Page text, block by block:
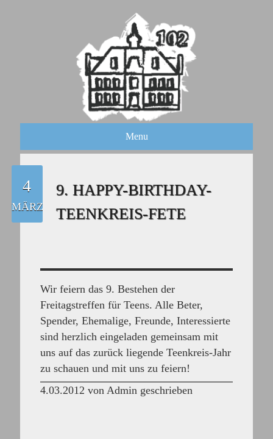
Menu
4
MÄRZ
9. HAPPY-BIRTHDAY-
TEENKREIS-FETE
Wir feiern das 9. Bestehen der
Freitagstreffen für Teens. Alle Beter,
Spender, Ehemalige, Freunde, Interessierte
sind herzlich eingeladen gemeinsam mit
uns auf das zurück liegende Teenkreis-Jahr
zu schauen und mit uns zu feiern!
4.03.2012 von Admin geschrieben